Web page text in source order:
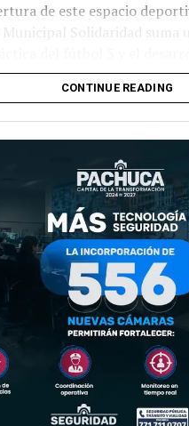
de este espacio
Solidaridad suma
recreativas para la
CONTINUE READING